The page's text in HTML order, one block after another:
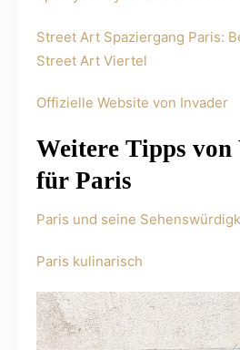
Street Art Spaziergang Paris:
Street Art Viertel
Offizielle Website von Invader
Weitere Tipps
für Paris
Paris und seine
Paris kulinarisch